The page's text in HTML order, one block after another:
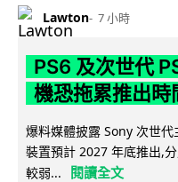
Lawton 7 小時
PS6 及次世代
機恐拖累推出時
爆料媒體披露 Sony 次世代
裝置預計 2027 年底推出,
較弱...
閱讀全文